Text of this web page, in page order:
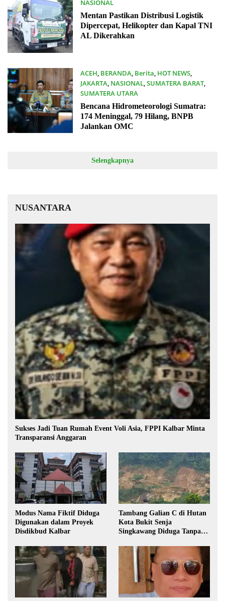
NASIONAL
04/12/2025
Mentan Pastikan Distribusi Logistik
Dipercepat, Helikopter dan Kapal TNI
AL Dikerahkan
ACEH, BERANDA, Berita, HOT NEWS,
JAKARTA, NASIONAL,SUMATERA BARAT,
SUMATERA UTARA
29/11/2025
Bencana Hidrometeorologi Sumatra:
174 Meninggal, 79 Hilang, BNPB
Jalankan OMC
Selengkapnya
NUSANTARA
Sukses Jadi Tuan Rumah Event Voli Asia, FPPI Kalbar Minta
Transparansi Anggaran
Modus Nama Fiktif Diduga
Digunakan dalam Proyek
Disdikbud Kalbar
Tambang Galian C di Hutan
Kota Bukit Senja
Singkawang Diduga Tanpa